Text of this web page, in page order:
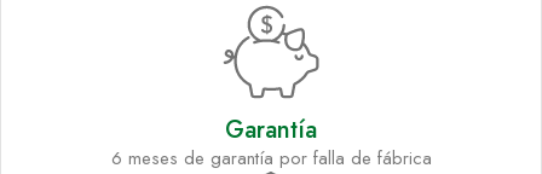
Garantía
6 meses de garantía por falla de fábrica